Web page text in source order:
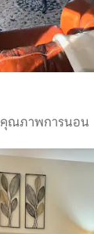
คุณภาพการนอน